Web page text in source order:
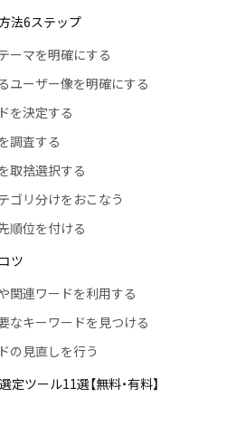
法6ステップ
ーマを明確にする
ユーザー像を明確にする
を決定する
調査する
取捨選択する
ゴリ分けをおこなう
順位を付ける
ツ
関連ワードを利用する
なキーワードを見つける
の見直しを行う
ツール11選【無料・有料】